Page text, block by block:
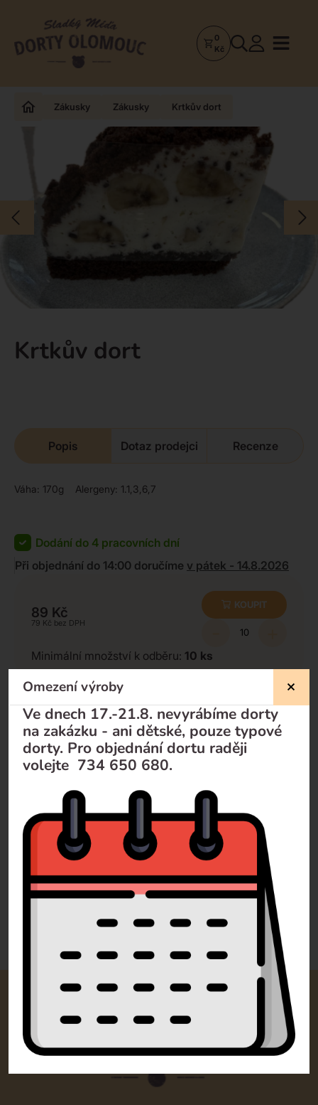
Dorty
Zakázkové
0
Kč
Zákusky Zákusky Krtkův dort
Krtkův dort
Popis Dotaz prodejci Recenze
Váha: 170g Alergeny: 1.1,3,6,7
Dodání do 4 pracovních dní
Při objednání do 14:00 doručíme v pátek - 14.8.2026
89 Kč
79 Kč
KOUPIT
Minimální množství k odběru: 10 ks
Nevíte si rady?
Pomůžeme Vám
Volejte
+420 732 729 300
Pište
info@dorty-olomouc.cz
Omezení výroby
Ve dnech 17.-21.8. nevyrábíme dorty
na zakázku - ani dětské, pouze typové
dorty. Pro objednání dortu raději
volejte 734 650 680.